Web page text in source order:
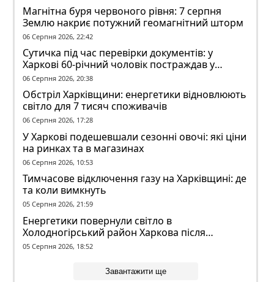
Магнітна буря червоного рівня: 7 серпня
Землю накриє потужний геомагнітний шторм
06 Серпня 2026, 22:42
Сутичка під час перевірки документів: у
Харкові 60-річний чоловік постраждав у
конфлікті з ТЦК
06 Серпня 2026, 20:38
Обстріл Харківщини: енергетики відновлюють
світло для 7 тисяч споживачів
06 Серпня 2026, 17:28
У Харкові подешевшали сезонні овочі: які ціни
на ринках та в магазинах
06 Серпня 2026, 10:53
Тимчасове відключення газу на Харківщині: де
та коли вимкнуть
05 Серпня 2026, 21:59
Енергетики повернули світло в
Холодногірський район Харкова після
ворожого обстрілу
05 Серпня 2026, 18:52
Завантажити ще